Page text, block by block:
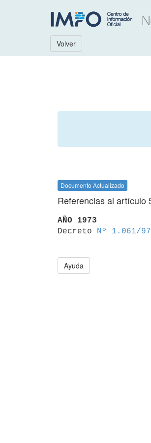
Volver
Documento Actualizado
Referencias al artículo
AÑO 1973
Decreto
Nº 1.061/
Ayuda